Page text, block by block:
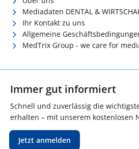
Mediadaten DENTAL &
Ihr Kontakt zu uns
Allgemeine
MedTrix Group - we care for
Immer gut informiert
Schnell und zuverlässig die
erhalten – mit unserem kostenlosen
Jetzt anmelden